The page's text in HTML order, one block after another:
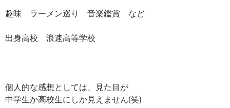
趣味 ラーメン巡り 音楽鑑賞 など
出身高校 浪速高等学校
個人的な感想としては、見た目が
中学生か高校生にしか見えません(笑)